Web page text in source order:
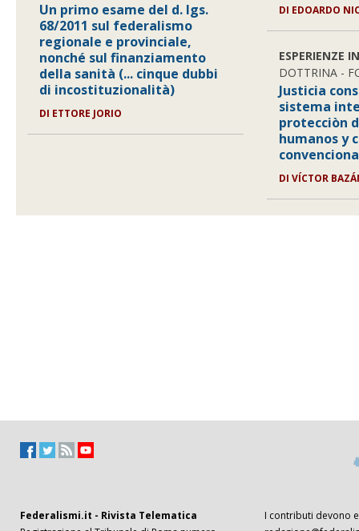
Un primo esame del d. lgs.
68/2011 sul federalismo
regionale e provinciale,
nonché sul finanziamento
della sanità (... cinque dubbi
di incostituzionalità)
DI ETTORE JORIO
DI EDOARDO
ESPERIENZE
DOTTRINA -
Justicia
sistema
protecciòn
humanos y
DI VÍCTOR
Federalismi.it - Rivista Telematica
I contributi devono